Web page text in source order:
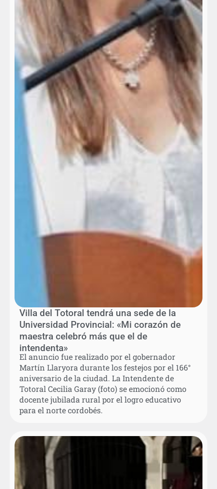
Villa del Totoral tendrá una sede de la
Universidad Provincial: «Mi corazón de
maestra celebró más que el de
intendenta»
El anuncio fue realizado por el gobernador
Martín Llaryora durante los festejos por el 166°
aniversario de la ciudad. La Intendente de
Totoral Cecilia Garay (foto) se emocionó como
docente jubilada rural por el logro educativo
para el norte cordobés.